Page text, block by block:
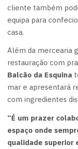
cliente também
equipa para
casa.
Além da mercearia
restauração com
Balcão da Esquina
mar e apresentará
com ingredientes
“É um prazer
espaço onde
qualidade superior